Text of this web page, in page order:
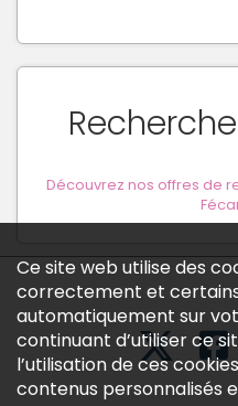
Découvrez nos offres de
Ce site web utilise des
correctement et
automatiquement sur
continuant d’utiliser ce
l’utilisation de ces
contenus personnalisés